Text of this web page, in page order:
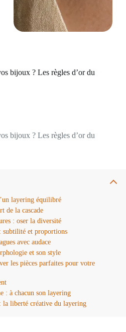
bijoux ? Les règles d’or du
bijoux ? Les règles d’or du
layering équilibré
de la cascade
: oser la diversité
subtilité et proportions
avec audace
et son style
les pièces parfaites pour votre
: à chacun son layering
la liberté créative du layering